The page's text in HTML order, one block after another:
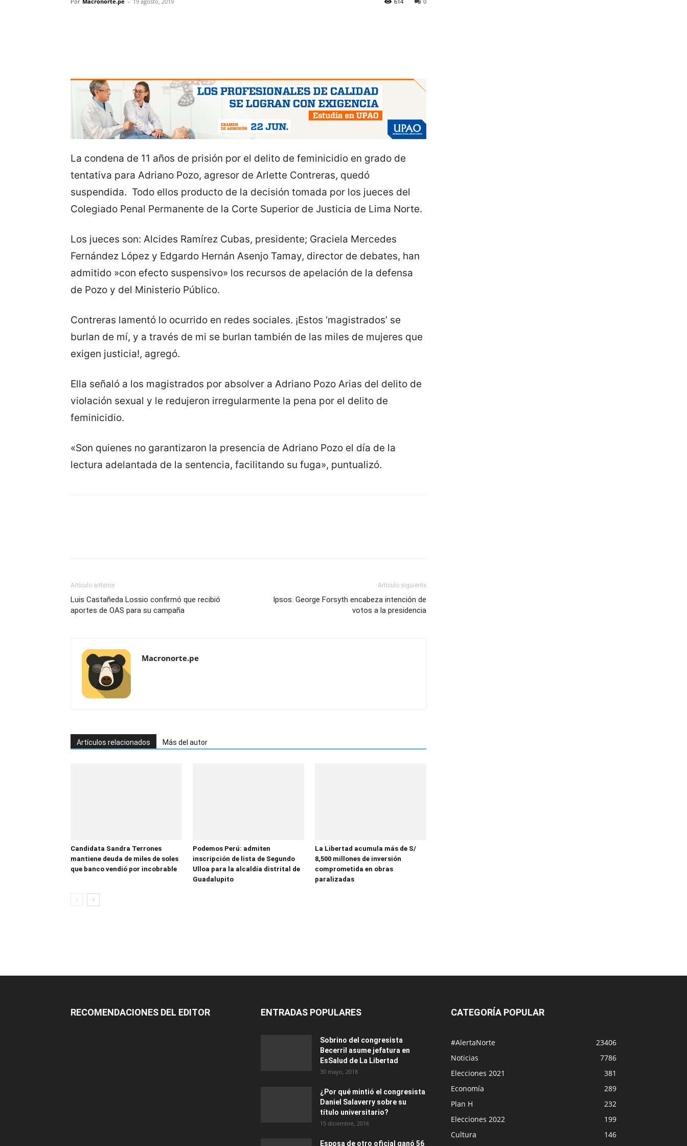
La condena de 11 años de prisión por el delito de feminicidio en grado de
tentativa para Adriano Pozo, agresor de Arlette Contreras, quedó
suspendida. Todo ellos producto de la decisión tomada por los jueces del
Colegiado Penal Permanente de la Corte Superior de Justicia de Lima Norte.
Los jueces son: Alcides Ramírez Cubas, presidente; Graciela Mercedes
Fernández López y Edgardo Hernán Asenjo Tamay, director de debates, han
admitido »con efecto suspensivo» los recursos de apelación de la defensa
de Pozo y del Ministerio Público.
Contreras lamentó lo ocurrido en redes sociales. ¡Estos ‘magistrados’ se
burlan de mí, y a través de mi se burlan también de las miles de mujeres que
exigen justicia!, agregó.
Ella señaló a los magistrados por absolver a Adriano Pozo Arias del delito de
violación sexual y le redujeron irregularmente la pena por el delito de
feminicidio.
«Son quienes no garantizaron la presencia de Adriano Pozo el día de la
lectura adelantada de la sentencia, facilitando su fuga», puntualizó.
Artículo anterior
Luis Castañeda Lossio confirmó que recibió
aportes de OAS para su campaña
Artículo siguiente
Ipsos: George Forsyth encabeza intención de
votos a la presidencia
Macronorte.pe
Artículos relacionados Más del autor
Candidata Sandra Terrones
mantiene deuda de miles de soles
que banco vendió por incobrable
Podemos Perú: admiten
inscripción de lista de Segundo
Ulloa para la alcaldía distrital de
Guadalupito
La Libertad acumula más de S/
8,500 millones de inversión
comprometida en obras
paralizadas
RECOMENDACIONES DEL EDITOR ENTRADAS POPULARES
Sobrino del congresista
Becerril asume jefatura en
EsSalud de La Libertad
30 mayo, 2018
¿Por qué mintió el congresista
Daniel Salaverry sobre su
título universitario?
15 diciembre, 2016
Esposa de otro oficial ganó 56
CATEGORÍA POPULAR
#AlertaNorte
23406
Noticias
7786
Elecciones 2021
381
Economía
289
Plan H
232
Elecciones 2022
199
Cultura
146